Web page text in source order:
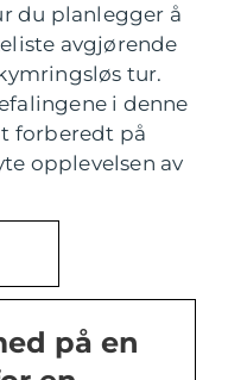
du planlegger å
avgjørende
tur.
i denne
forberedt på
opplevelsen av
på en